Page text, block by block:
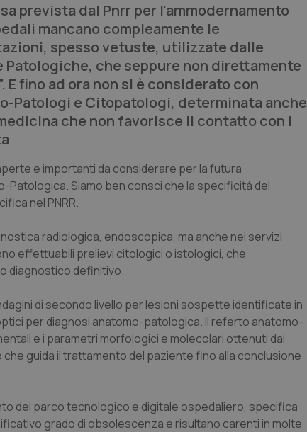
prevista dal Pnrr per l'ammodernamento
mancano compleamente le
spesso vetuste, utilizzate dalle
Patologiche, che seppure non direttamente
fino ad ora non si è considerato con
Patologi e Citopatologi, determinata anche
che non favorisce il contatto con i
e importanti da considerare per la futura
Patologica. Siamo ben consci che la specificità del
nel PNRR.
radiologica, endoscopica, ma anche nei servizi
effettuabili prelievi citologici o istologici, che
diagnostico definitivo.
di secondo livello per lesioni sospette identificate in
per diagnosi anatomo-patologica. Il referto anatomo-
e i parametri morfologici e molecolari ottenuti dai
guida il trattamento del paziente fino alla conclusione
del parco tecnologico e digitale ospedaliero, specifica
grado di obsolescenza e risultano carenti in molte